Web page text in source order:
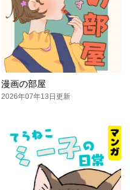
漫画の部屋
2026年07年13日更新